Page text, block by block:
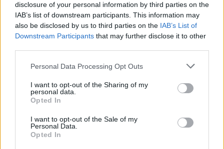
disclosure of your personal information by third parties on the
IAB’s list of downstream participants. This information may
also be disclosed by us to third parties on the IAB’s List of
Downstream Participants that may further disclose it to other
Please note that this website/app uses one or more Google
not limited to your visit or usage behaviour. You may click to
grant or deny consent to Google and its third-party tags to
use your data for below specified purposes in below Google
consent section.
Personal Data Processing Opt Outs
I want to opt-out of the Sharing of my
personal data.
Opted In
I want to opt-out of the Sale of my
Personal Data.
Opted In
Matteo Pellegrino ha organizzato una sfilata
pop-up nei vicoli del Quartieri Spagnoli per
promuovere giovani designer; è editorialista
moda che cura rubriche su artigianato e
tendenze locali. Nato a Napoli, conserva
di via Toledo.